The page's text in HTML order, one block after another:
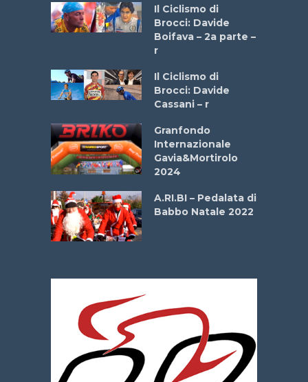
Il Ciclismo di
Brocci: Davide
Boifava – 2a parte –
r
Il Ciclismo di
Brocci: Davide
Cassani – r
Granfondo
Internazionale
Gavia&Mortirolo
2024
A.RI.BI – Pedalata di
Babbo Natale 2022